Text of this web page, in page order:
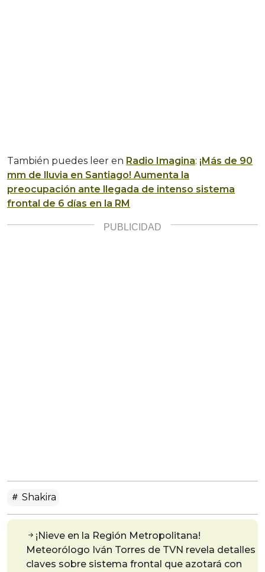
También puedes leer en Radio Imagina: ¡Más de 90
mm de lluvia en Santiago! Aumenta la
preocupación ante llegada de intenso sistema
frontal de 6 días en la RM
Shakira
¡Nieve en la Región Metropolitana!
Meteorólogo Iván Torres de TVN revela detalles
claves sobre sistema frontal que azotará con